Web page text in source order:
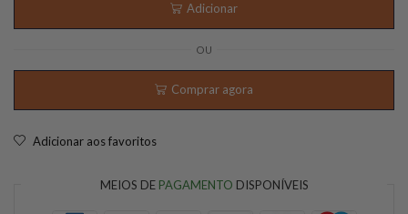
Adicionar
OU
Comprar agora
Adicionar aos favoritos
MEIOS DE PAGAMENTO DISPONÍVEIS